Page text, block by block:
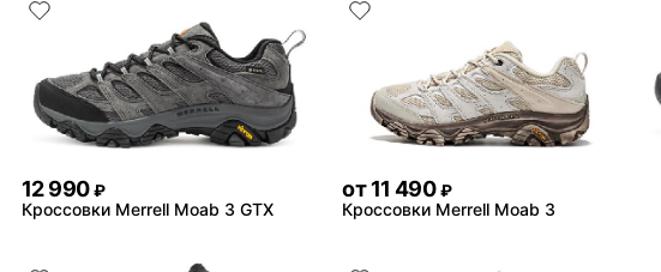
12 990 ₽
Кроссовки Merrell Moab 3 GTX
от 11 490 ₽
Кроссовки Merrell Moab 3